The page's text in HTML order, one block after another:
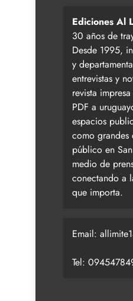
Ediciones Al
30 años de
Desde 1995,
y
entrevistas y
revista
PDF a
espacios
como grandes
público en
medio de
conectando a
que importa.
Email:
Tel: